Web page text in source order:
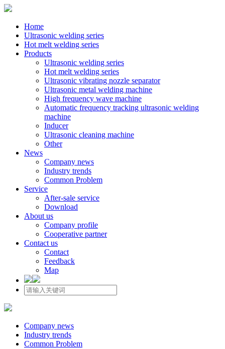
Home
Ultrasonic welding series
Hot melt welding series
Products
Ultrasonic welding series
Hot melt welding series
Ultrasonic vibrating nozzle separator
Ultrasonic metal welding machine
High frequency wave machine
Automatic frequency tracking ultrasonic welding
machine
Inducer
Ultrasonic cleaning machine
Other
News
Company news
Industry trends
Common Problem
Service
After-sale service
Download
About us
Company profile
Cooperative partner
Contact us
Contact
Feedback
Map
Company news
Industry trends
Common Problem